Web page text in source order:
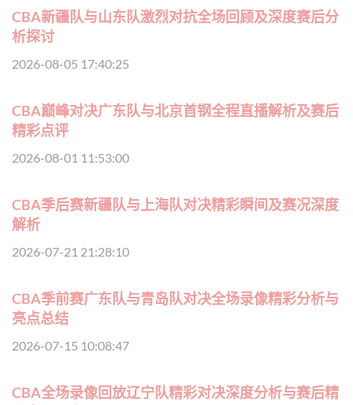
CBA新疆队与山东队激烈对抗全场回顾及深度赛后分
析探讨
2026-08-05 17:40:25
CBA巅峰对决广东队与北京首钢全程直播解析及赛后
精彩点评
2026-08-01 11:53:00
CBA季后赛新疆队与上海队对决精彩瞬间及赛况深度
解析
2026-07-21 21:28:10
CBA季前赛广东队与青岛队对决全场录像精彩分析与
亮点总结
2026-07-15 10:08:47
CBA全场录像回放辽宁队精彩对决深度分析与赛后精